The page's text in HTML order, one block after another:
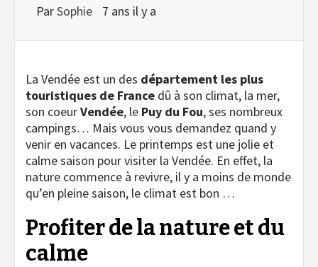
ParSophie 7 ans il y a
La Vendée est un des département les plus
touristiques de France dû à son climat, la mer,
son coeurVendée, le Puy du Fou, ses nombreux
campings… Mais vous vous demandez quand y
venir en vacances. Le printemps est une jolie et
calme saison pour visiter la Vendée. En effet, la
nature commence à revivre, il y a moins de monde
qu’en pleine saison, le climat est bon …
Profiter de la nature et du
calme